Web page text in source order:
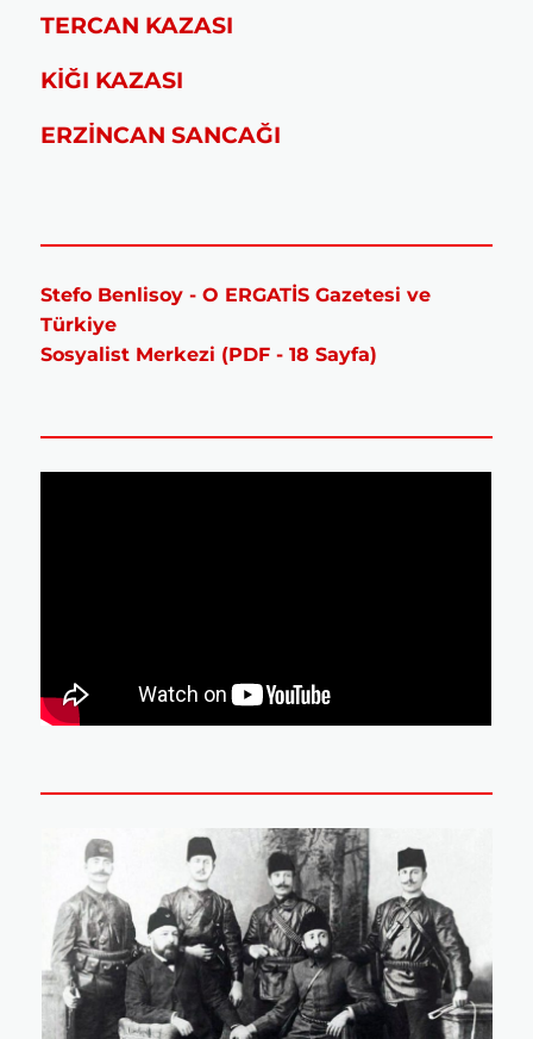
TERCAN KAZASI
KİĞI KAZASI
ERZİNCAN SANCAĞI
Stefo Benlisoy - O ERGATİS Gazetesi ve
Türkiye
Sosyalist Merkezi (PDF - 18 Sayfa)